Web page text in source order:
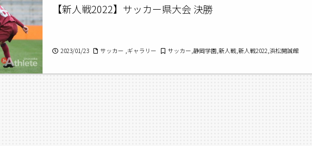
【新人戦2022】サッカー県大会 決勝
2023/01/23 サッカー ,ギャラリー サッカー,静岡学園,新人戦,新人戦2022,浜松開誠館